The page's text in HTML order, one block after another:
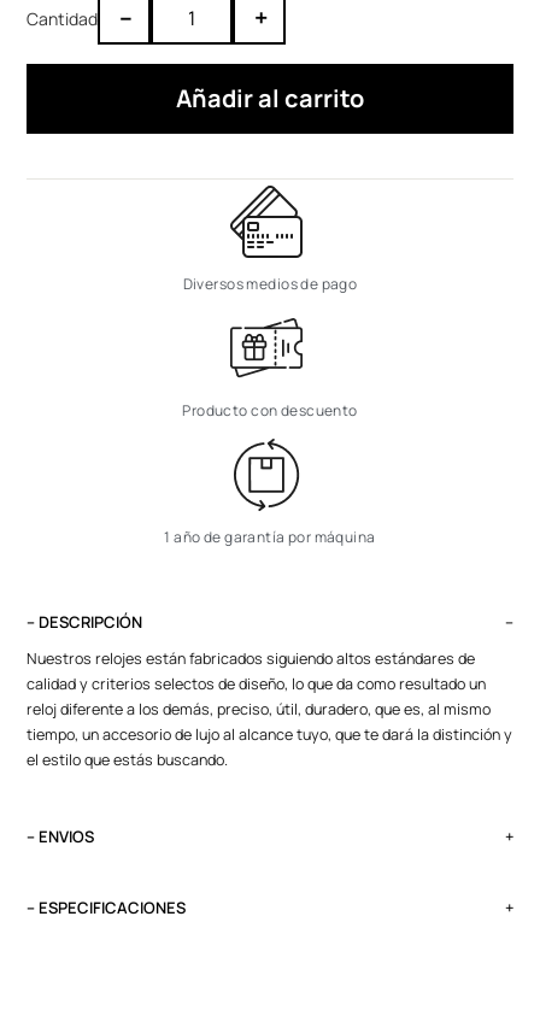
– +
Añadir al carrito
Diversos medios de pago
Producto con descuento
1 año de garantía por máquina
– DESCRIPCIÓN
Nuestros relojes están fabricados siguiendo altos estándares de
calidad y criterios selectos de diseño, lo que da como resultado un
reloj diferente a los demás, preciso, útil, duradero, que es, al mismo
tiempo, un accesorio de lujo al alcance tuyo, que te dará la distinción y
el estilo que estás buscando.
– ENVIOS
2 a 4 días, provincias según destino.
– ESPECIFICACIONES